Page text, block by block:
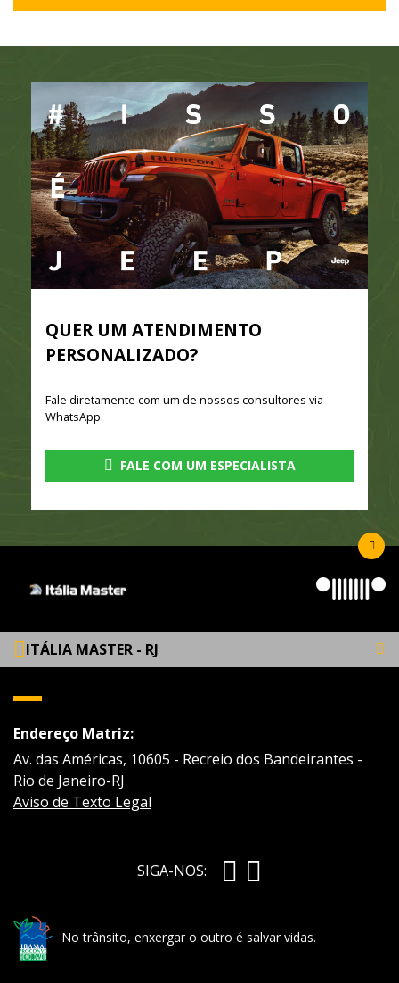
QUER UM ATENDIMENTO
PERSONALIZADO?
Fale diretamente com um de nossos consultores via
WhatsApp.
FALE COM UM ESPECIALISTA
ITÁLIA MASTER - RJ
Endereço Matriz:
Av. das Américas, 10605 - Recreio dos Bandeirantes -
Rio de Janeiro-RJ
Aviso de Texto Legal
SIGA-NOS:
No trânsito, enxergar o outro é salvar vidas.